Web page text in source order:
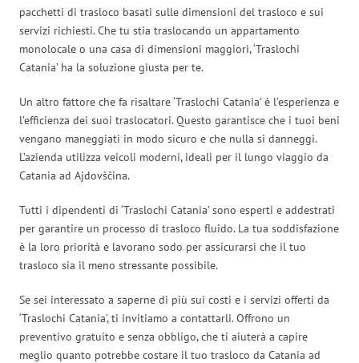
pacchetti di trasloco basati sulle dimensioni del trasloco e sui
servizi richiesti. Che tu stia traslocando un appartamento
monolocale o una casa di dimensioni maggiori, ‘Traslochi
Catania’ ha la soluzione giusta per te.
Un altro fattore che fa risaltare ‘Traslochi Catania’ è l’esperienza e
l’efficienza dei suoi traslocatori. Questo garantisce che i tuoi beni
vengano maneggiati in modo sicuro e che nulla si danneggi.
L’azienda utilizza veicoli moderni, ideali per il lungo viaggio da
Catania ad Ajdovščina.
Tutti i dipendenti di ‘Traslochi Catania’ sono esperti e addestrati
per garantire un processo di trasloco fluido. La tua soddisfazione
è la loro priorità e lavorano sodo per assicurarsi che il tuo
trasloco sia il meno stressante possibile.
Se sei interessato a saperne di più sui costi e i servizi offerti da
‘Traslochi Catania’, ti invitiamo a contattarli. Offrono un
preventivo gratuito e senza obbligo, che ti aiuterà a capire
meglio quanto potrebbe costare il tuo trasloco da Catania ad